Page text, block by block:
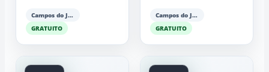
Campos do Jordão
GRATUITO
Campos do Jordão
GRATUITO